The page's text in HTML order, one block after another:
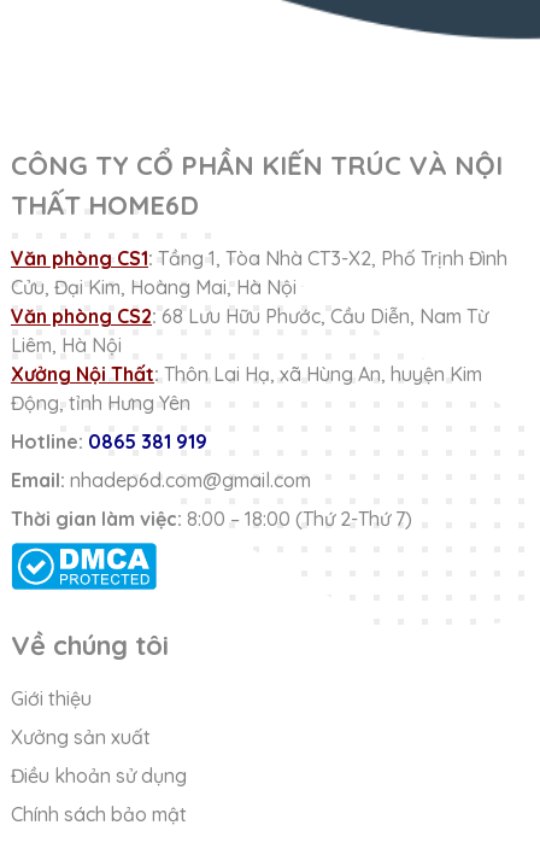
CÔNG TY CỔ PHẦN KIẾN TRÚC VÀ NỘI
THẤT HOME6D
Văn phòng CS1: Tầng 1, Tòa Nhà CT3-X2, Phố Trịnh Đình
Cửu, Đại Kim, Hoàng Mai, Hà Nội
Văn phòng CS2: 68 Lưu Hữu Phước, Cầu Diễn, Nam Từ
Liêm, Hà Nội
Xưởng Nội Thất: Thôn Lai Hạ, xã Hùng An, huyện Kim
Động, tỉnh Hưng Yên
Hotline: 0865 381 919
Email: nhadep6d.com@gmail.com
Thời gian làm việc: 8:00 – 18:00 (Thứ 2-Thứ 7)
Về chúng tôi
Giới thiệu
Xưởng sản xuất
Điều khoản sử dụng
Chính sách bảo mật